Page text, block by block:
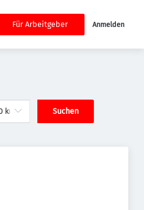
Für Arbeitgeber Anmelden
Suchen